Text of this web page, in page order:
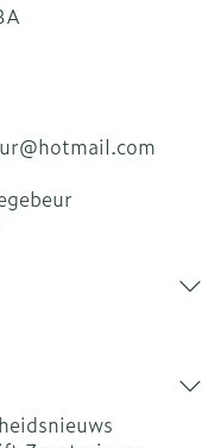
hotmail.com